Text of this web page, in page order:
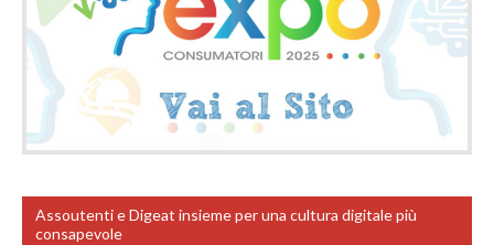
Assoutenti e Digeat insieme per una cultura digitale più
consapevole